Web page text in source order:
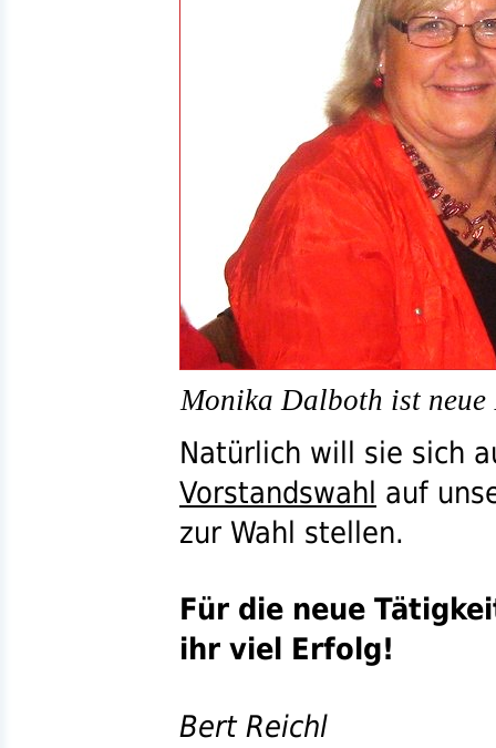
Monika Dalboth ist
Natürlich will sie sich
Vorstandswahl auf
zur Wahl stellen.
Für die neue
ihr viel Erfolg!
Bert Reichl